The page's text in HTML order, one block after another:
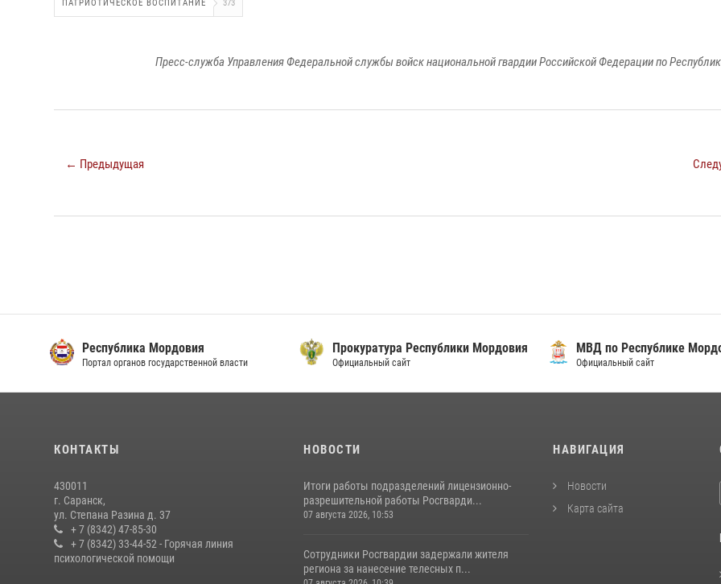
ПАТРИОТИЧЕСКОЕ ВОСПИТАНИЕ 373
Пресс-служба Управления Федеральной службы войск национальной гвардии Российской Федерации по
← Предыдущая
Республика Мордовия
Портал органов государственной власти
Прокуратура Республики Мордовия
Официальный сайт
МВД по Республике
Официальный сайт
КОНТАКТЫ
430011
г. Саранск,
ул. Степана Разина д. 37
+ 7 (8342) 47-85-30
+ 7 (8342) 33-44-52 - Горячая линия
психологической помощи
НОВОСТИ
Итоги работы подразделений лицензионно-
разрешительной работы Росгварди...
07 августа 2026, 10:53
Сотрудники Росгвардии задержали жителя
региона за нанесение телесных п...
НАВИГАЦИЯ
Новости
Карта сайта